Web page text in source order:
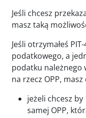
Jeśli chcesz
masz taką
Jeśli otrzymałeś
podatkowego, a
podatku należnego
na rzecz OPP,
jeżeli chcesz
samej OPP,